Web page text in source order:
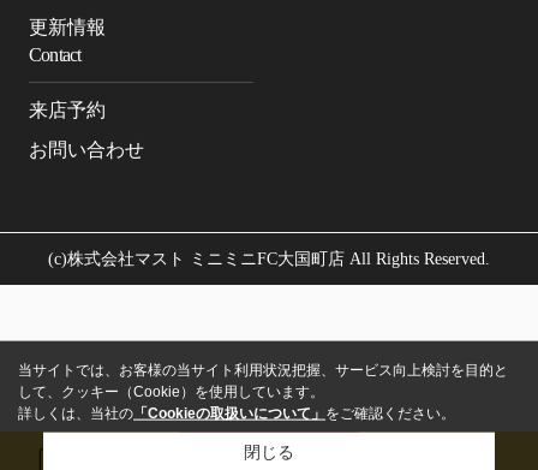
更新情報
Contact
来店予約
お問い合わせ
(c)株式会社マスト ミニミニFC大国町店 All Rights Reserved.
来店予約
当サイトでは、お客様の当サイト利用状況把握、サービス向上検討を目的と
して、クッキー（Cookie）を使用しています。
詳しくは、当社の 「Cookieの取扱いについて」 をご確認ください。
閉じる